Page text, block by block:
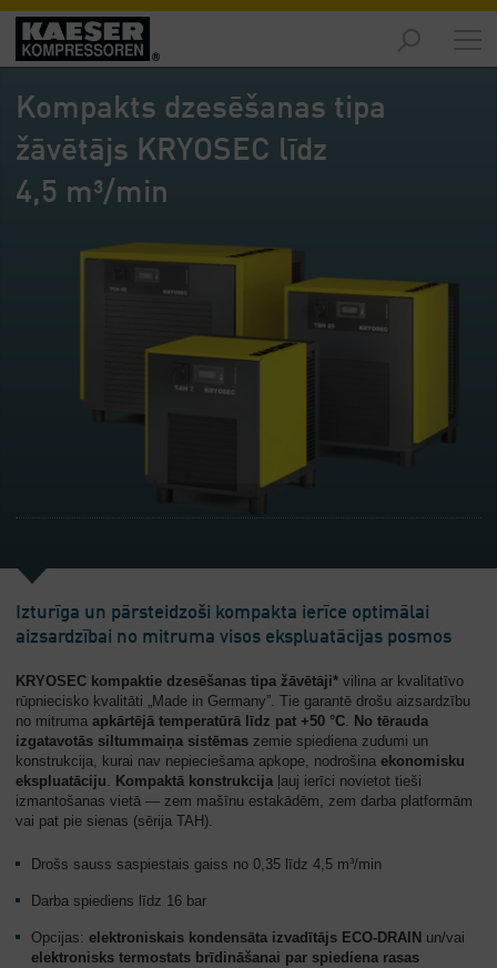
Izstrādājumi
-
Pārskats
Risinājumi
-
Pārskats
Kompakts dzesēšanas tipa
žāvētājs KRYOSEC līdz
4,5 m³/min
Izturīga un pārsteidzoši kompakta ierīce optimālai
aizsardzībai no mitruma visos ekspluatācijas posmos
KRYOSEC kompaktie dzesēšanas tipa žāvētāji* vilina ar kvalitatīvo
rūpniecisko kvalitāti „Made in Germany”. Tie garantē drošu aizsardzību
no mitruma apkārtējā temperatūrā līdz pat +50 °C. No tērauda
izgatavotās siltummaiņa sistēmas zemie spiediena zudumi un
konstrukcija, kurai nav nepieciešama apkope, nodrošina ekonomisku
ekspluatāciju. Kompaktā konstrukcija ļauj ierīci novietot tieši
izmantošanas vietā — zem mašīnu estakādēm, zem darba platformām
vai pat pie sienas (sērija TAH).
Drošs sauss saspiestais gaiss no 0,35 līdz 4,5 m³/min
Darba spiediens līdz 16 bar
Opcijas: elektroniskais kondensāta izvadītājs ECO-DRAIN un/vai
elektronisks termostats brīdināšanai par spiediena rasas